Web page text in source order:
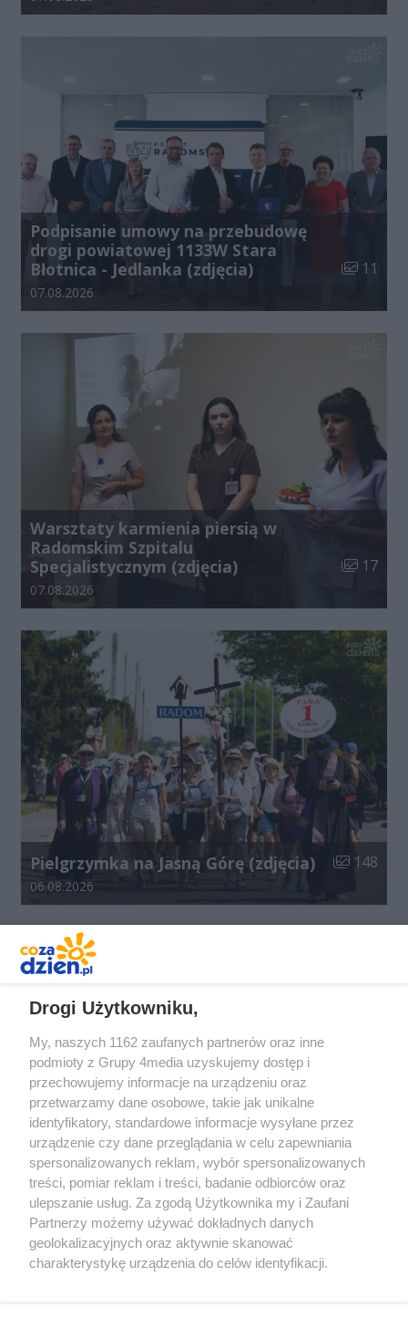
Podpisanie umowy na przebudowę
drogi powiatowej 1133W Stara
Błotnica - Jedlanka (zdjęcia)
Liczba
11
Data dodania galerii:
07.08.2026
Warsztaty karmienia piersią w
Radomskim Szpitalu
Specjalistycznym (zdjęcia)
Liczba
17
Data dodania galerii:
07.08.2026
Pielgrzymka na Jasną Górę (zdjęcia) Liczba
148
Data dodania galerii:
06.08.2026
Redakcja Reklama Prywatność
Praca Łódź
the:protocol
Drogi Użytkowniku,
My, naszych 1162 zaufanych partnerów oraz inne
podmioty z Grupy 4media uzyskujemy dostęp i
przechowujemy informacje na urządzeniu oraz
przetwarzamy dane osobowe, takie jak unikalne
identyfikatory, standardowe informacje wysyłane przez
urządzenie czy dane przeglądania w celu zapewniania
spersonalizowanych reklam, wybór spersonalizowanych
treści, pomiar reklam i treści, badanie odbiorców oraz
ulepszanie usług. Za zgodą Użytkownika my i Zaufani
Partnerzy możemy używać dokładnych danych
geolokalizacyjnych oraz aktywnie skanować
charakterystykę urządzenia do celów identyfikacji.